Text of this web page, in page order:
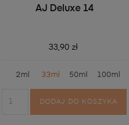
AJ Deluxe 14
33,90 zł
2ml 33ml 50ml 100ml
DODAJ DO KOSZYKA